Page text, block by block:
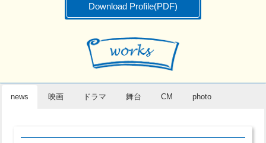
Download Profile(PDF)
news 映画 ドラマ 舞台 CM photo